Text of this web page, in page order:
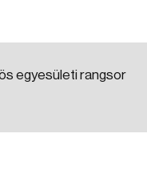
egyesületi rangsor